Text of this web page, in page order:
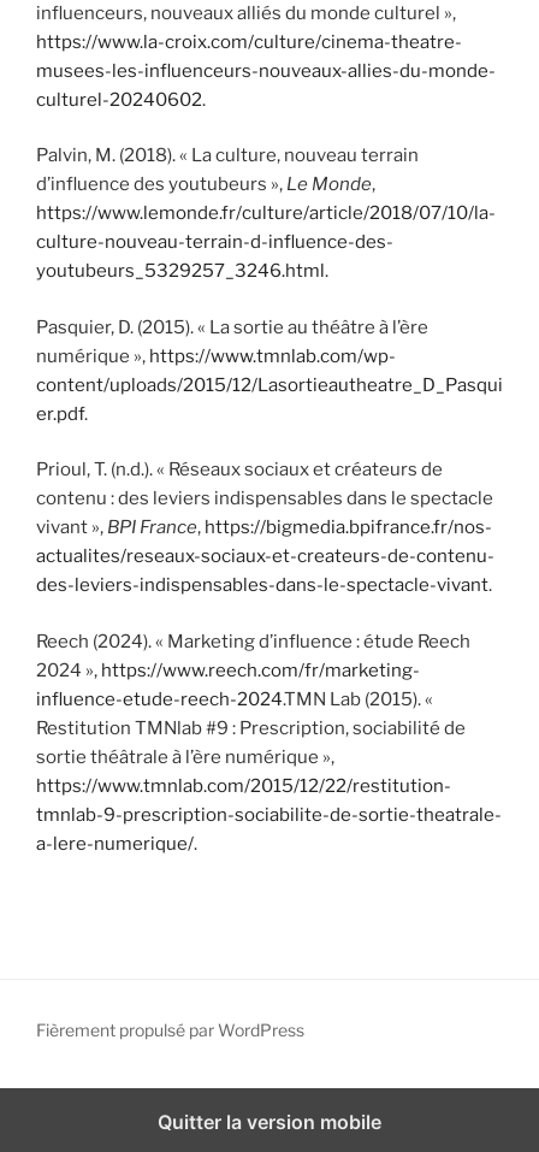
influenceurs, nouveaux alliés du monde culturel »,
https://www.la-croix.com/culture/cinema-theatre-
musees-les-influenceurs-nouveaux-allies-du-monde-
culturel-20240602.
Palvin, M. (2018). « La culture, nouveau terrain
d’influence des youtubeurs », Le Monde,
https://www.lemonde.fr/culture/article/2018/07/10/la-
culture-nouveau-terrain-d-influence-des-
youtubeurs_5329257_3246.html.
Pasquier, D. (2015). « La sortie au théâtre à l’ère
numérique », https://www.tmnlab.com/wp-
content/uploads/2015/12/Lasortieautheatre_D_Pasqui
er.pdf.
Prioul, T. (n.d.). « Réseaux sociaux et créateurs de
contenu : des leviers indispensables dans le spectacle
vivant », BPI France, https://bigmedia.bpifrance.fr/nos-
actualites/reseaux-sociaux-et-createurs-de-contenu-
des-leviers-indispensables-dans-le-spectacle-vivant.
Reech (2024). « Marketing d’influence : étude Reech
2024 », https://www.reech.com/fr/marketing-
influence-etude-reech-2024.TMN Lab (2015). «
Restitution TMNlab #9 : Prescription, sociabilité de
sortie théâtrale à l’ère numérique »,
https://www.tmnlab.com/2015/12/22/restitution-
tmnlab-9-prescription-sociabilite-de-sortie-theatrale-
a-lere-numerique/.
Fièrement propulsé par WordPress
Quitter la version mobile